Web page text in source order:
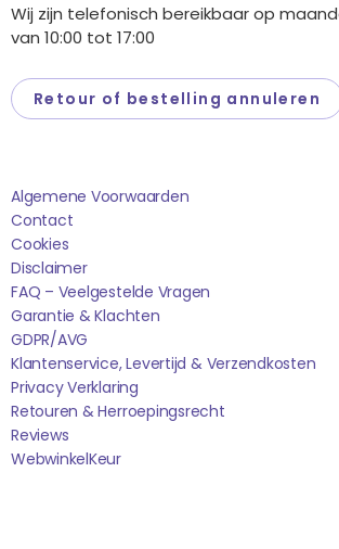
Wij zijn telefonisch bereikbaar op
van 10:00 tot 17:00
Retour of bestelling annuleren
Algemene Voorwaarden
Contact
Cookies
Disclaimer
FAQ – Veelgestelde Vragen
Garantie & Klachten
GDPR/AVG
Klantenservice, Levertijd & Verzendkosten
Privacy Verklaring
Retouren & Herroepingsrecht
Reviews
WebwinkelKEur